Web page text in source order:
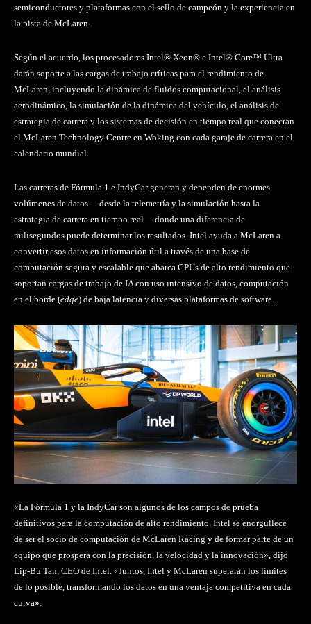
semiconductores y plataformas con el sello de campeón y la experiencia en
la pista de McLaren.
Según el acuerdo, los procesadores Intel® Xeon® e Intel® Core™ Ultra
darán soporte a las cargas de trabajo críticas para el rendimiento de
McLaren, incluyendo la dinámica de fluidos computacional, el análisis
aerodinámico, la simulación de la dinámica del vehículo, el análisis de
estrategia de carrera y los sistemas de decisión en tiempo real que conectan
el McLaren Technology Centre en Woking con cada garaje de carrera en el
calendario mundial.
Las carreras de Fórmula 1 e IndyCar generan y dependen de enormes
volúmenes de datos —desde la telemetría y la simulación hasta la
estrategia de carrera en tiempo real— donde una diferencia de
milisegundos puede determinar los resultados. Intel ayuda a McLaren a
convertir esos datos en información útil a través de una base de
computación segura y escalable que abarca CPUs de alto rendimiento que
soportan cargas de trabajo de IA con uso intensivo de datos, computación
en el borde (edge) de baja latencia y diversas plataformas de software.
«La Fórmula 1 y la IndyCar son algunos de los campos de prueba
definitivos para la computación de alto rendimiento. Intel se enorgullece
de ser el socio de computación de McLaren Racing y de formar parte de un
equipo que prospera con la precisión, la velocidad y la innovación», dijo
Lip-Bu Tan, CEO de Intel. «Juntos, Intel y McLaren superarán los límites
de lo posible, transformando los datos en una ventaja competitiva en cada
curva».